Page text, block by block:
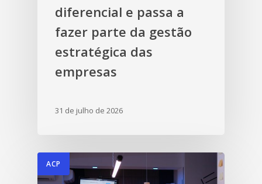
diferencial e passa a
fazer parte da gestão
estratégica das
empresas
31 de julho de 2026
ACP